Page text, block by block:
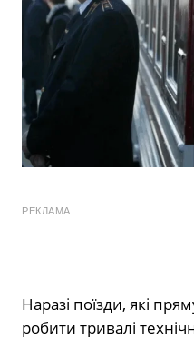
РЕКЛАМА
Наразі поїзди, які
робити тривалі